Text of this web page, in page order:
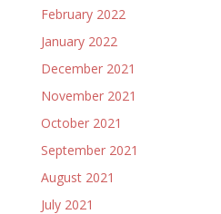
February 2022
January 2022
December 2021
November 2021
October 2021
September 2021
August 2021
July 2021